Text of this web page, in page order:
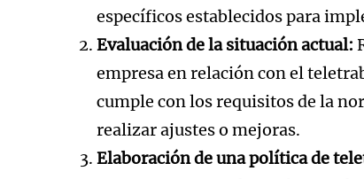
específicos establecidos para
Evaluación de la situación actual:
empresa en relación con el
cumple con los requisitos de la
realizar ajustes o mejoras.
Elaboración de una política de